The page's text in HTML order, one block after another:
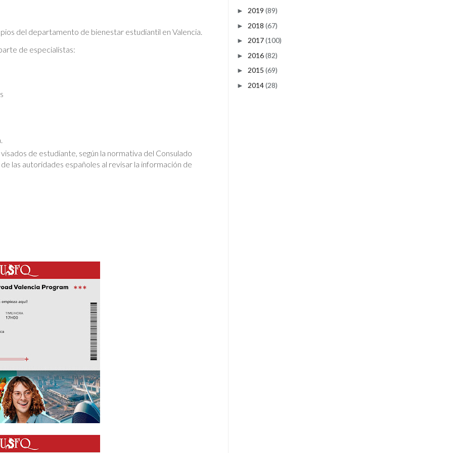
del departamento de bienestar estudiantil en Valencia.
de especialistas:
de estudiante, según la normativa del Consulado
las autoridades españoles al revisar la información de
► 2019 (89)
► 2018 (67)
► 2017(100)
► 2016(82)
► 2015 (69)
► 2014(28)